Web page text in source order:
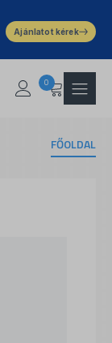
Ajánlatot kérek
0
FŐOLDAL